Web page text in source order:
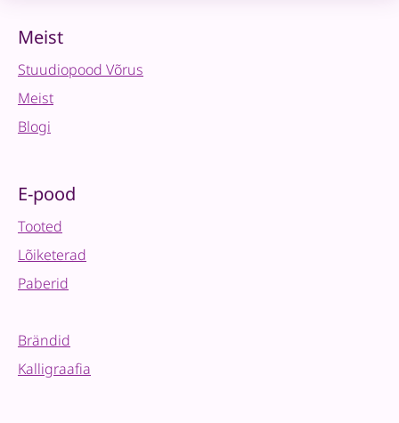
Meist
Stuudiopood Võrus
Meist
Blogi
E-pood
Tooted
Lõiketerad
Paberid
Brändid
Kalligraafia